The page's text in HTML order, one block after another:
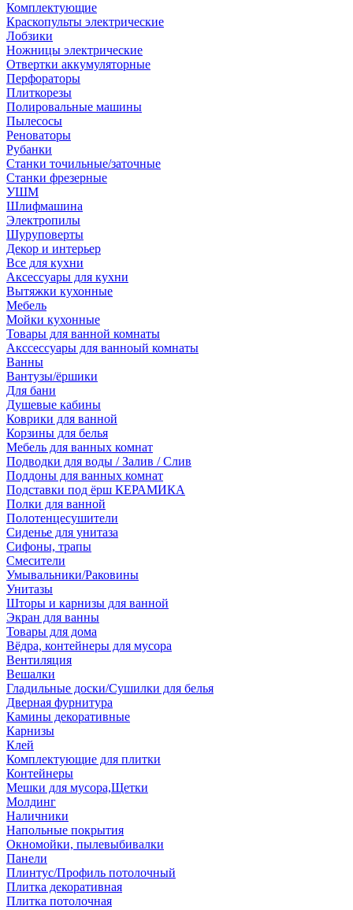
Комплектующие
Краскопульты электрические
Лобзики
Ножницы электрические
Отвертки аккумуляторные
Перфораторы
Плиткорезы
Полировальные машины
Пылесосы
Реноваторы
Рубанки
Станки точильные/заточные
Станки фрезерные
УШМ
Шлифмашина
Электропилы
Шуруповерты
Декор и интерьер
Все для кухни
Аксессуары для кухни
Вытяжки кухонные
Мебель
Мойки кухонные
Товары для ванной комнаты
Акссессуары для ванноый комнаты
Ванны
Вантузы/ёршики
Для бани
Душевые кабины
Коврики для ванной
Корзины для белья
Мебель для ванных комнат
Подводки для воды / Залив / Слив
Поддоны для ванных комнат
Подставки под ёрш КЕРАМИКА
Полки для ванной
Полотенцесушители
Сиденье для унитаза
Сифоны, трапы
Смесители
Умывальники/Раковины
Унитазы
Шторы и карнизы для ванной
Экран для ванны
Товары для дома
Вёдра, контейнеры для мусора
Вентиляция
Вешалки
Гладильные доски/Сушилки для белья
Дверная фурнитура
Камины декоративные
Карнизы
Клей
Комплектующие для плитки
Контейнеры
Мешки для мусора,Щетки
Молдинг
Наличники
Напольные покрытия
Окномойки, пылевыбивалки
Панели
Плинтус/Профиль потолочный
Плитка декоративная
Плитка потолочная